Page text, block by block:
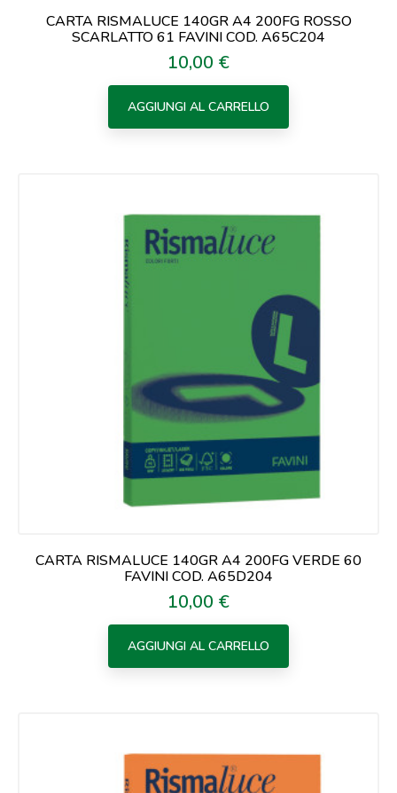
CARTA RISMALUCE 140GR A4 200FG ROSSO
SCARLATTO 61 FAVINI COD. A65C204
Prezzo
10,00 €
AGGIUNGI AL CARRELLO
CARTA RISMALUCE 140GR A4 200FG VERDE 60
FAVINI COD. A65D204
Prezzo
10,00 €
AGGIUNGI AL CARRELLO